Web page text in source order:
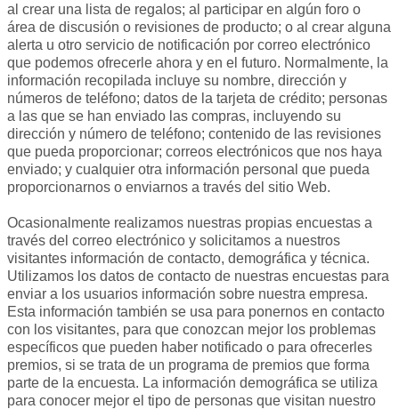
al crear una lista de regalos; al participar en algún foro o
área de discusión o revisiones de producto; o al crear alguna
alerta u otro servicio de notificación por correo electrónico
que podemos ofrecerle ahora y en el futuro. Normalmente, la
información recopilada incluye su nombre, dirección y
números de teléfono; datos de la tarjeta de crédito; personas
a las que se han enviado las compras, incluyendo su
dirección y número de teléfono; contenido de las revisiones
que pueda proporcionar; correos electrónicos que nos haya
enviado; y cualquier otra información personal que pueda
proporcionarnos o enviarnos a través del sitio Web.
Ocasionalmente realizamos nuestras propias encuestas a
través del correo electrónico y solicitamos a nuestros
visitantes información de contacto, demográfica y técnica.
Utilizamos los datos de contacto de nuestras encuestas para
enviar a los usuarios información sobre nuestra empresa.
Esta información también se usa para ponernos en contacto
con los visitantes, para que conozcan mejor los problemas
específicos que pueden haber notificado o para ofrecerles
premios, si se trata de un programa de premios que forma
parte de la encuesta. La información demográfica se utiliza
para conocer mejor el tipo de personas que visitan nuestro